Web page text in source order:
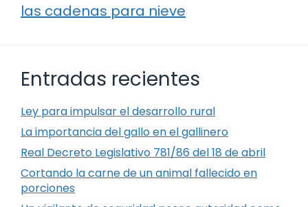
las cadenas para nieve
Entradas recientes
Ley para impulsar el desarrollo rural
La importancia del gallo en el gallinero
Real Decreto Legislativo 781/86 del 18 de abril
Cortando la carne de un animal fallecido en
porciones